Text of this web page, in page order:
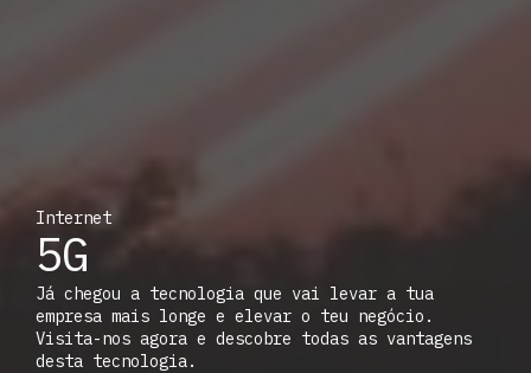
Internet
5G
Já chegou a tecnologia que vai levar a tua
empresa mais longe e elevar o teu negócio.
Visita-nos agora e descobre todas as vantagens
desta tecnologia.